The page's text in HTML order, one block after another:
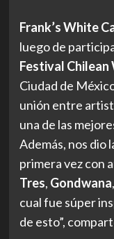
Frank’s White
luego de
Festival Chilean
Ciudad de
unión entre
una de las
Además, nos dio
primera vez con
Tres, Gondwana,
cual fue súper
de esto”,